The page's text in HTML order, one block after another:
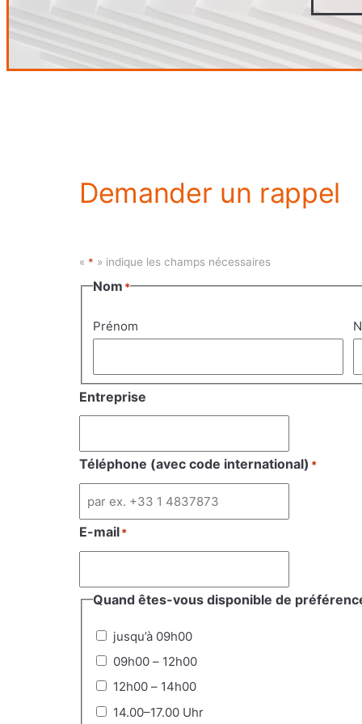
Demander un rappel
« * » indique les champs nécessaires
Nom *
Prénom
Entreprise
Téléphone (avec code international) *
E-mail*
Quand êtes-vous disponible de
jusqu’à 09h00
09h00 – 12h00
12h00 – 14h00
14.00–17.00 Uhr